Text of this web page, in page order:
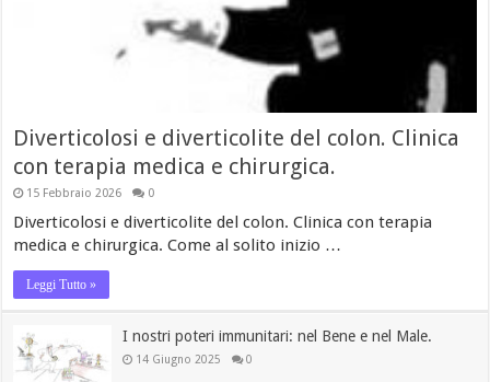
Diverticolosi e diverticolite del colon. Clinica
con terapia medica e chirurgica.
15 Febbraio 2026 0
Diverticolosi e diverticolite del colon. Clinica con terapia
medica e chirurgica. Come al solito inizio …
Leggi Tutto »
I nostri poteri immunitari: nel Bene e nel Male.
14 Giugno 2025 0